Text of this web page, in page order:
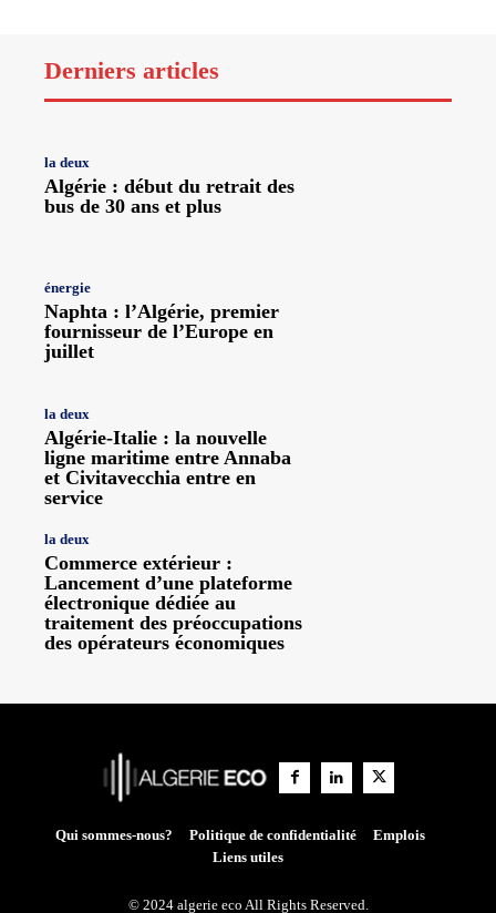
Derniers articles
la deux
Algérie : début du retrait des
bus de 30 ans et plus
énergie
Naphta : l’Algérie, premier
fournisseur de l’Europe en
juillet
la deux
Algérie-Italie : la nouvelle
ligne maritime entre Annaba
et Civitavecchia entre en
service
la deux
Commerce extérieur :
Lancement d’une plateforme
électronique dédiée au
traitement des préoccupations
des opérateurs économiques
Qui sommes-nous? Politique de confidentialité
Emplois
Liens utiles
© 2024 algerie eco All Rights Reserved.